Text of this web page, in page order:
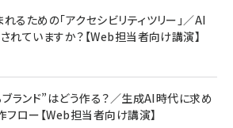
半、あなたの恋と運命／山田涼介]
ガイド枠付き いPhone17 (6.3インチ) 対応
ット DSP25F1698
】Amazon Fire TV Stick HD | 手軽にスト
ヤー
ブル Anker絡まないケーブル 240W 結束バン
16 / 15 / Galaxy iPad Pro MacBook
Air 各種対応 (1.8m ミッドナイトブラック)
るための「アクセシビリティツリー」／AI
れていますか？【Web担当者向け講演】
ランド”はどう作る？／生成AI時代に求め
ロー【Web担当者向け講演】